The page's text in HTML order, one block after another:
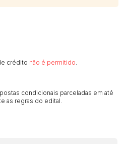
crédito não é permitido
condicionais parceladas em até
as regras do edital.